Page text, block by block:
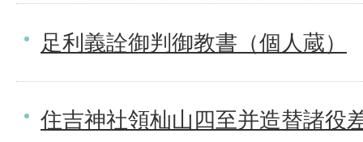
足利義詮御判御教書（個人蔵）
住吉神社領杣山四至并造替諸役